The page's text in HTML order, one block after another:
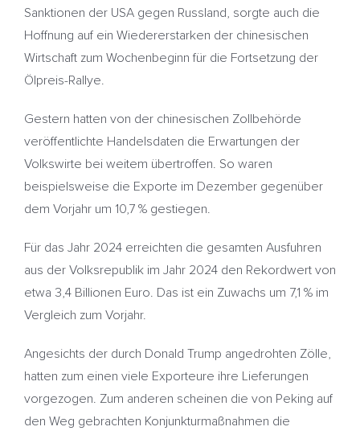
Sanktionen der USA gegen Russland, sorgte auch die
Hoffnung auf ein Wiedererstarken der chinesischen
Wirtschaft zum Wochenbeginn für die Fortsetzung der
Ölpreis-Rallye.
Gestern hatten von der chinesischen Zollbehörde
veröffentlichte Handelsdaten die Erwartungen der
Volkswirte bei weitem übertroffen. So waren
beispielsweise die Exporte im Dezember gegenüber
dem Vorjahr um 10,7 % gestiegen.
Für das Jahr 2024 erreichten die gesamten Ausfuhren
aus der Volksrepublik im Jahr 2024 den Rekordwert von
etwa 3,4 Billionen Euro. Das ist ein Zuwachs um 7,1 % im
Vergleich zum Vorjahr.
Angesichts der durch Donald Trump angedrohten Zölle,
hatten zum einen viele Exporteure ihre Lieferungen
vorgezogen. Zum anderen scheinen die von Peking auf
den Weg gebrachten Konjunkturmaßnahmen die